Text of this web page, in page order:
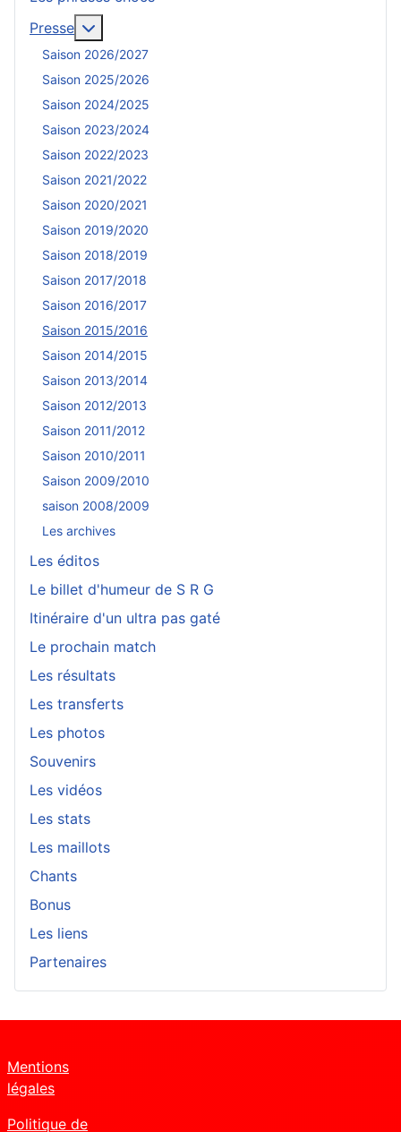
Presse
Saison 2026/2027
Saison 2025/2026
Saison 2024/2025
Saison 2023/2024
Saison 2022/2023
Saison 2021/2022
Saison 2020/2021
Saison 2019/2020
Saison 2018/2019
Saison 2017/2018
Saison 2016/2017
Saison 2015/2016
Saison 2014/2015
Saison 2013/2014
Saison 2012/2013
Saison 2011/2012
Saison 2010/2011
Saison 2009/2010
saison 2008/2009
Les archives
Les éditos
Le billet d'humeur de S R G
Itinéraire d'un ultra pas gaté
Le prochain match
Les résultats
Les transferts
Les photos
Souvenirs
Les vidéos
Les stats
Les maillots
Chants
Bonus
Les liens
Partenaires
Mentions
légales
Politique de